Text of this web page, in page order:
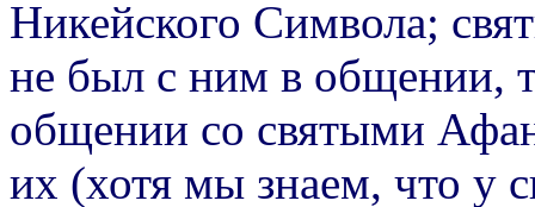
Никейского Символа;
не был с ним в общении,
общении со святыми
их (хотя мы знаем, что у